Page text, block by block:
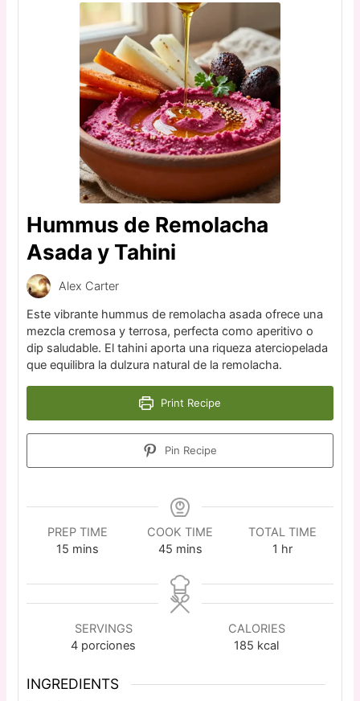
Hummus de Remolacha
Asada y Tahini
Alex Carter
Este vibrante hummus de remolacha asada ofrece una
mezcla cremosa y terrosa, perfecta como aperitivo o
dip saludable. El tahini aporta una riqueza aterciopelada
que equilibra la dulzura natural de la remolacha.
Print Recipe
Pin Recipe
PREP TIME
15 mins
COOK TIME
45 mins
TOTAL TIME
1 hr
SERVINGS
4 porciones
CALORIES
185 kcal
INGREDIENTS